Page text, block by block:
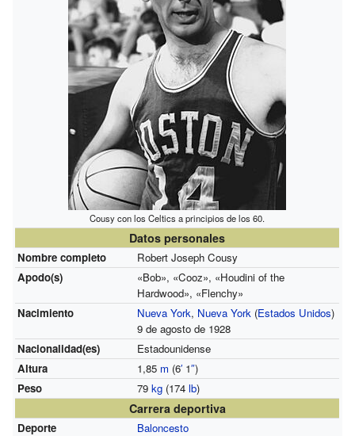
Cousy con los Celtics a principios de los 60.
Datos personales
Nombre completo
Robert Joseph Cousy
Apodo(s)
«Bob», «Cooz», «Houdini of the
Hardwood», «Flenchy»
Nacimiento
Nueva York, Nueva York (Estados Unidos)
9 de agosto de 1928
Nacionalidad(es)
Estadounidense
Altura
1,85 m (6′1″)
Peso
79 kg(174 lb)
Carrera deportiva
Deporte
Baloncesto